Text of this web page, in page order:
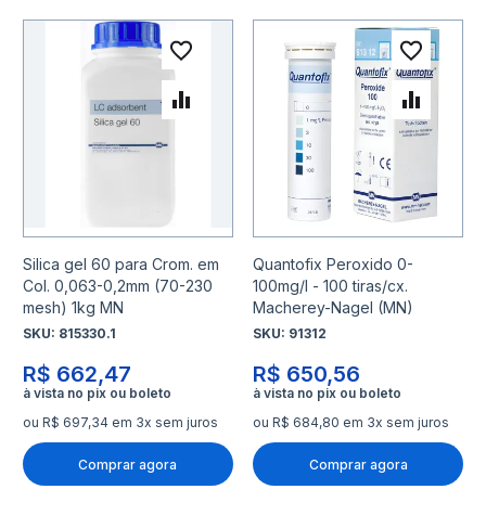
Silica gel 60 para Crom. em
Col. 0,063-0,2mm (70-230
mesh) 1kg MN
SKU: 815330.1
R$ 662,47
ou R$ 697,34 em 3x sem juros
Comprar agora
Adicionar à lista de
Adicionar para Comparar
Quantofix Peroxido 0-
100mg/l - 100 tiras/cx.
Macherey-Nagel (MN)
SKU: 91312
R$ 650,56
ou R$ 684,80 em 3x sem juros
Comprar agora